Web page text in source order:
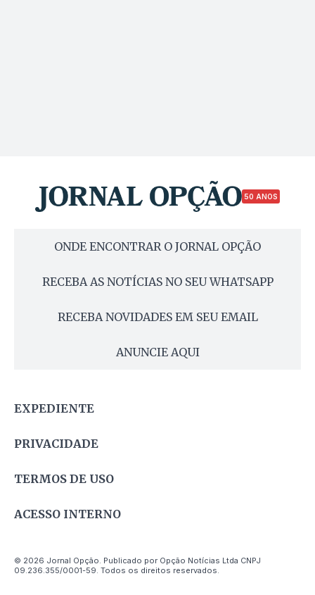
50 ANOS
ONDE ENCONTRAR O JORNAL OPÇÃO
RECEBA AS NOTÍCIAS NO SEU WHATSAPP
RECEBA NOVIDADES EM SEU EMAIL
ANUNCIE AQUI
EXPEDIENTE
PRIVACIDADE
TERMOS DE USO
ACESSO INTERNO
© 2026 Jornal Opção. Publicado por Opção Notícias Ltda CNPJ
09.236.355/0001-59. Todos os direitos reservados.